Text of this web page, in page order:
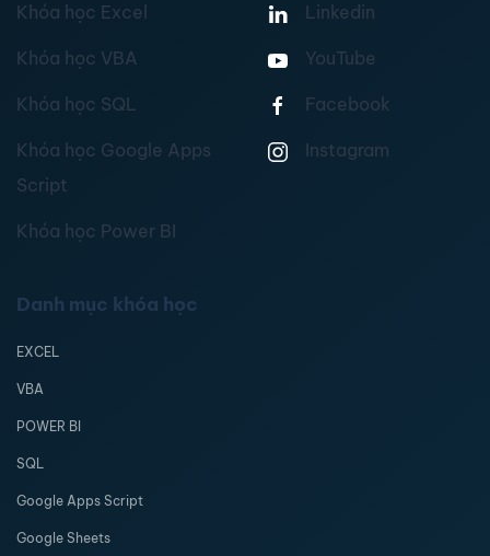
Khóa học Excel
Khóa học VBA
Khóa học SQL
Khóa học Google Apps
Script
Khóa học Power BI
Linkedin
YouTube
Facebook
Instagram
Danh mục khóa học
EXCEL
VBA
POWER BI
SQL
Google Apps Script
Google Sheets